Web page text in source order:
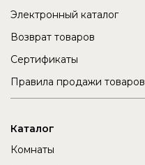
Электронный каталог
Возврат товаров
Сертификаты
Правила продажи товаров
Каталог
Комнаты